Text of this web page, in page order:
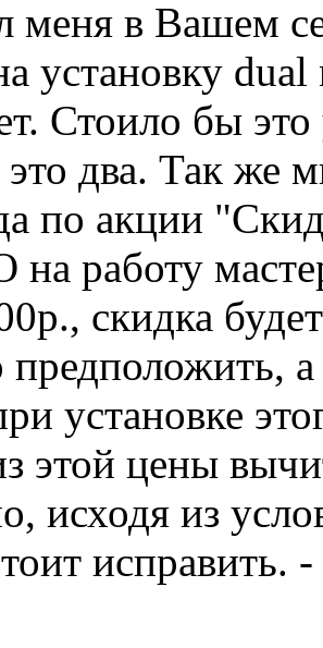
меня в Вашем
установку
Стоило бы
два. Так же
по акции
работу
скидка
предположить,
установке
этой цены
исходя из
исправить.